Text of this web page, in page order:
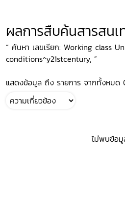
ผลการสืบค้นสารสนเ
“ ค้นหา เลขเรียก: Working class
conditions^y21stcentury, ”
แสดงข้อมูล ถึง รายการ จากทั้งหมด
ไม่พบข้อ